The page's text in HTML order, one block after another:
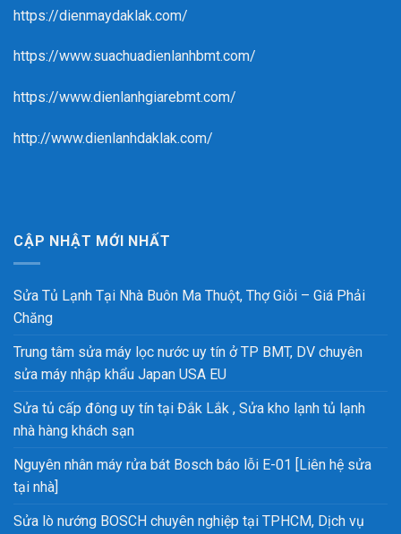
https://dienmaydaklak.com/
https://www.suachuadienlanhbmt.com/
https://www.dienlanhgiarebmt.com/
http://www.dienlanhdaklak.com/
CẬP NHẬT MỚI NHẤT
Sửa Tủ Lạnh Tại Nhà Buôn Ma Thuột, Thợ Giỏi – Giá Phải
Chăng
Trung tâm sửa máy lọc nước uy tín ở TP BMT, DV chuyên
sửa máy nhập khẩu Japan USA EU
Sửa tủ cấp đông uy tín tại Đắk Lắk , Sửa kho lạnh tủ lạnh
nhà hàng khách sạn
Nguyên nhân máy rửa bát Bosch báo lỗi E-01 [Liên hệ sửa
tại nhà]
Sửa lò nướng BOSCH chuyên nghiệp tại TPHCM, Dịch vụ